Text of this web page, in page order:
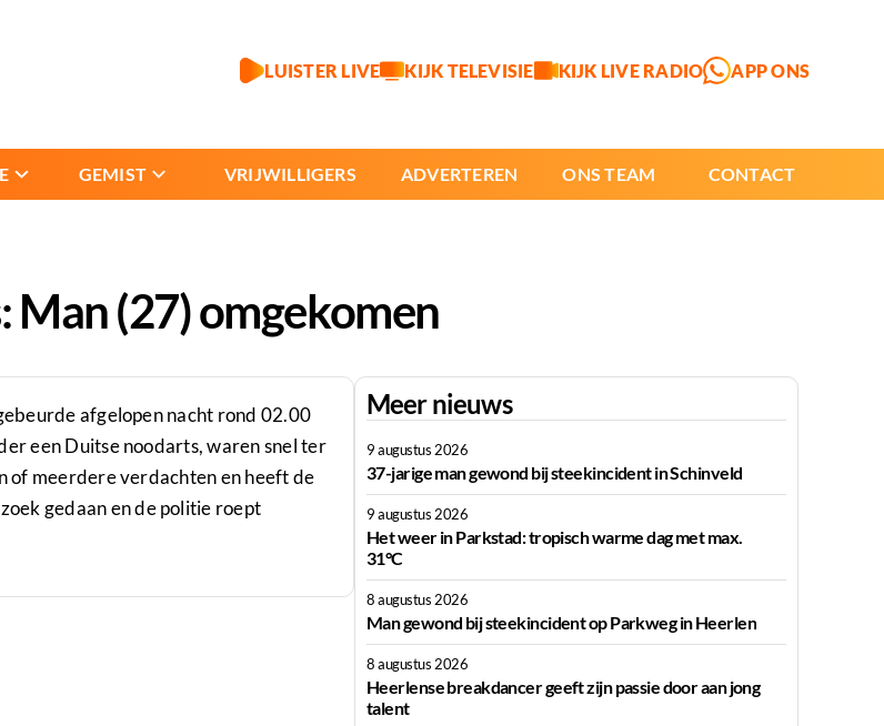
LUISTER LIVE KIJK TELEVISIE KIJK LIVE RADIO APP ONS
GEMIST VRIJWILLIGERS ADVERTEREN ONS TEAM CONTACT
Man (27) omgekomen
afgelopen nacht rond 02.00
een Duitse noodarts, waren snel ter
of meerdere verdachten en heeft de
gedaan en de politie roept
Meer nieuws
9 augustus 2026
37-jarige man gewond bij steekincident in Schinveld
9 augustus 2026
Het weer in Parkstad: tropisch warme dag met max.
31°C
8 augustus 2026
Man gewond bij steekincident op Parkweg in Heerlen
8 augustus 2026
Heerlense breakdancer geeft zijn passie door aan jong
talent